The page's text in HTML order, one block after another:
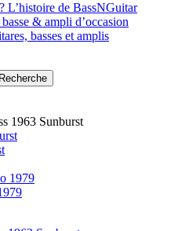
L’histoire de BassNGuitar
& ampli d’occasion
basses et amplis
Recherche
1963 Sunburst